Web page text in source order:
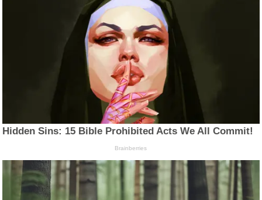
Hidden Sins: 15 Bible Prohibited Acts We All Commit!
Brainberries